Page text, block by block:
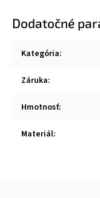
Dodatočné
Kategória:
Záruka:
Hmotnosť:
Materiál: